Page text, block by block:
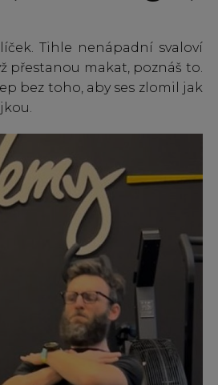
Tihle nenápadní svaloví
přestanou makat, poznáš to.
bez toho, aby ses zlomil jak